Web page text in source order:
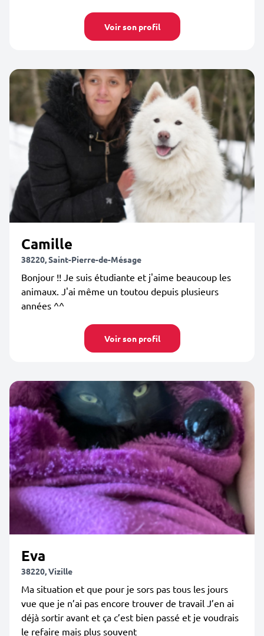
Voir son profil
Camille
38220, Saint-Pierre-de-Mésage
Bonjour !! Je suis étudiante et j'aime beaucoup les
animaux. J'ai même un toutou depuis plusieurs
années ^^
Voir son profil
Eva
38220, Vizille
Ma situation et que pour je sors pas tous les jours
vue que je n’ai pas encore trouver de travail J’en ai
déjà sortir avant et ça c’est bien passé et je voudrais
le refaire mais plus souvent